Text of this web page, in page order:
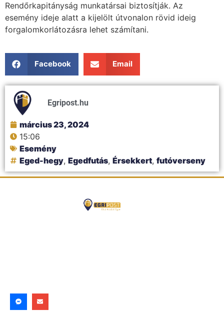
Rendőrkapitányság munkatársai biztosítják. Az
esemény ideje alatt a kijelölt útvonalon rövid ideig
forgalomkorlátozásra lehet számítani.
Facebook Email
Egripost.hu
március 23, 2024
15:06
Esemény
Eged-hegy, Egedfutás, Érsekkert, futóverseny